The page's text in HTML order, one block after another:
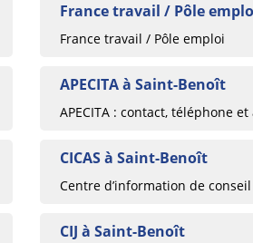
France travail / Pôle
France travail / Pôle emploi
APECITA à Saint-Benoît
APECITA : contact, téléphone
CICAS à Saint-Benoît
Centre d’information de
CIJ à Saint-Benoît